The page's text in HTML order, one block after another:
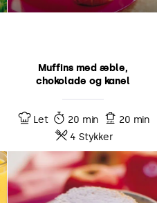
Muffins med æble,
chokolade og kanel
Let 20 min
20 min
4 Stykker